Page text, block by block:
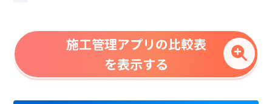
施工管理アプリの比較表
を表示する